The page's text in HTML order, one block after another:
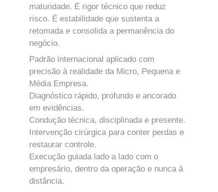
maturidade. É rigor técnico que reduz
risco. É estabilidade que sustenta a
retomada e consolida a permanência do
negócio.
Padrão internacional aplicado com
precisão à realidade da Micro, Pequena e
Média Empresa.
Diagnóstico rápido, profundo e ancorado
em evidências.
Condução técnica, disciplinada e presente.
Intervenção cirúrgica para conter perdas e
restaurar controle.
Execução guiada lado a lado com o
empresário, dentro da operação e nunca à
distância.